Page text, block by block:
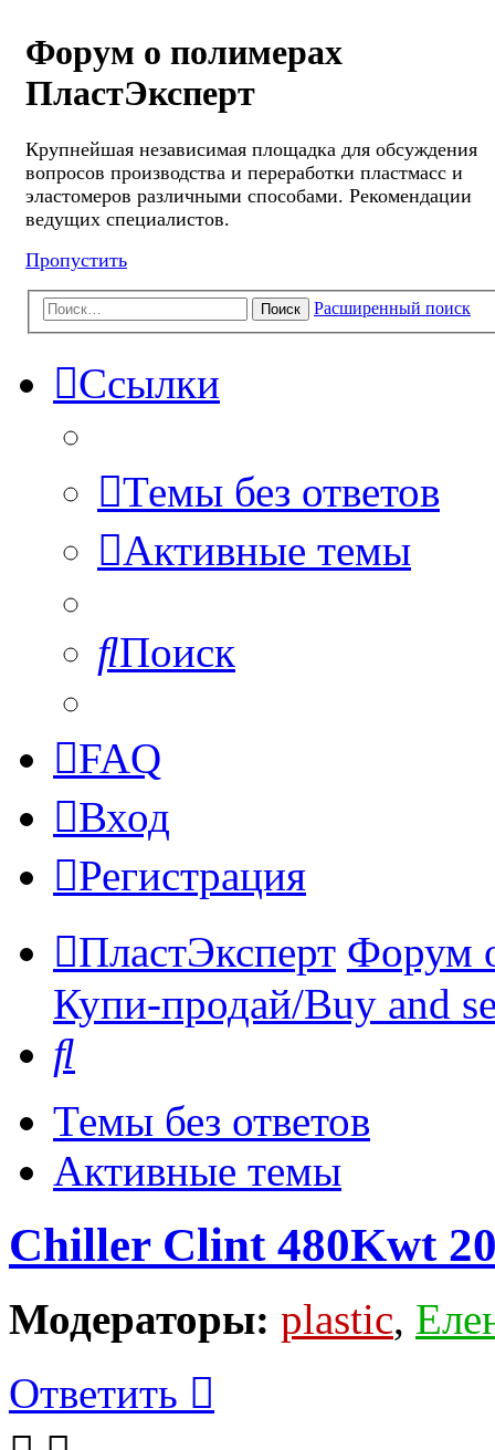
Форум о полимерах
ПластЭксперт
Крупнейшая независимая площадка для обсуждения
вопросов производства и переработки пластмасс и
эластомеров различными способами. Рекомендации
ведущих специалистов.
Пропустить
Поиск Расширенный поиск
Ссылки
Темы без ответов
Активные темы
Поиск
FAQ
Вход
Регистрация
ПластЭксперт Форум
Купи-продай/Buy and
Темы без ответов
Активные темы
Chiller Clint 480Kwt
Модераторы: plastic,
Ответить